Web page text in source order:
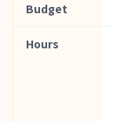
Budget
Hours